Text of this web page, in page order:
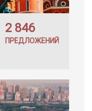
2 846
ПРЕДЛОЖЕНИЙ